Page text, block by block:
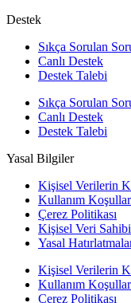
Destek
Sıkça Sorulan
Canlı Destek
Destek Talebi
Sıkça Sorulan
Canlı Destek
Destek Talebi
Yasal Bilgiler
Kişisel Verilerin
Kullanım
Çerez Politikası
Kişisel Veri
Yasal
Kişisel Verilerin
Kullanım
Çerez Politikası